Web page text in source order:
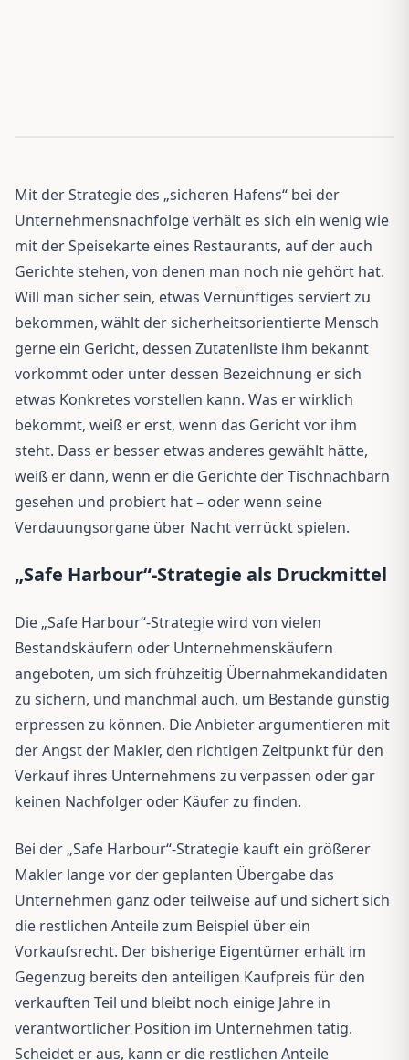
Mit der Strategie des „sicheren Hafens“ bei der
Unternehmensnachfolge verhält es sich ein wenig wie
mit der Speisekarte eines Restaurants, auf der auch
Gerichte stehen, von denen man noch nie gehört hat.
Will man sicher sein, etwas Vernünftiges serviert zu
bekommen, wählt der sicherheitsorientierte Mensch
gerne ein Gericht, dessen Zutatenliste ihm bekannt
vorkommt oder unter dessen Bezeichnung er sich
etwas Konkretes vorstellen kann. Was er wirklich
bekommt, weiß er erst, wenn das Gericht vor ihm
steht. Dass er besser etwas anderes gewählt hätte,
weiß er dann, wenn er die Gerichte der Tischnachbarn
gesehen und probiert hat – oder wenn seine
Verdauungsorgane über Nacht verrückt spielen.
„Safe Harbour“-Strategie als Druckmittel
Die „Safe Harbour“-Strategie wird von vielen
Bestandskäufern oder Unternehmenskäufern
angeboten, um sich frühzeitig Übernahmekandidaten
zu sichern, und manchmal auch, um Bestände günstig
erpressen zu können. Die Anbieter argumentieren mit
der Angst der Makler, den richtigen Zeitpunkt für den
Verkauf ihres Unternehmens zu verpassen oder gar
keinen Nachfolger oder Käufer zu finden.
Bei der „Safe Harbour“-Strategie kauft ein größerer
Makler lange vor der geplanten Übergabe das
Unternehmen ganz oder teilweise auf und sichert sich
die restlichen Anteile zum Beispiel über ein
Vorkaufsrecht. Der bisherige Eigentümer erhält im
Gegenzug bereits den anteiligen Kaufpreis für den
verkauften Teil und bleibt noch einige Jahre in
verantwortlicher Position im Unternehmen tätig.
Scheidet er aus, kann er die restlichen Anteile